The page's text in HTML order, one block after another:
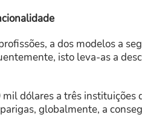
a dos modelos a
isto leva-as a
dólares a três instituições
globalmente, a